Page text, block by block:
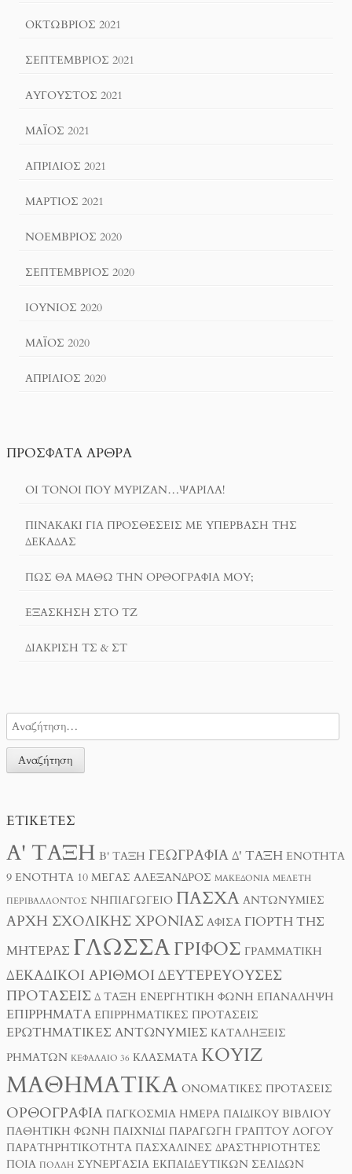
ΟΚΤΏΒΡΙΟΣ 2021
ΣΕΠΤΈΜΒΡΙΟΣ 2021
ΑΎΓΟΥΣΤΟΣ 2021
ΜΆΙΟΣ 2021
ΑΠΡΊΛΙΟΣ 2021
ΜΆΡΤΙΟΣ 2021
ΝΟΈΜΒΡΙΟΣ 2020
ΣΕΠΤΈΜΒΡΙΟΣ 2020
ΙΟΎΝΙΟΣ 2020
ΜΆΙΟΣ 2020
ΑΠΡΊΛΙΟΣ 2020
ΠΡΌΣΦΑΤΑ ΆΡΘΡΑ
ΟΙ ΤΌΝΟΙ ΠΟΥ ΜΎΡΙΖΑΝ…ΨΑΡΊΛΑ!
ΠΙΝΑΚΆΚΙ ΓΙΑ ΠΡΟΣΘΈΣΕΙΣ ΜΕ ΥΠΈΡΒΑΣΗ ΤΗΣ
ΔΕΚΆΔΑΣ
ΠΏΣ ΘΑ ΜΆΘΩ ΤΗΝ ΟΡΘΟΓΡΑΦΊΑ ΜΟΥ;
ΕΞΆΣΚΗΣΗ ΣΤΟ ΤΖ
ΔΙΆΚΡΙΣΗ ΤΣ & ΣΤ
ΕΤΙΚΈΤΕΣ
Α' ΤΆΞΗ Β' ΤΆΞΗ ΓΕΩΓΡΑΦΊΑΔ' ΤΆΞΗ ΕΝΌΤΗΤΑ
9 ΕΝΌΤΗΤΑ 10 ΜΈΓΑΣ ΑΛΈΞΑΝΔΡΟΣ ΜΑΚΕΔΟΝΊΑ ΜΕΛΈΤΗ
ΠΕΡΙΒΆΛΛΟΝΤΟΣ ΝΗΠΙΑΓΩΓΕΊΟ ΠΆΣΧΑ ΑΝΤΩΝΥΜΊΕΣ
ΑΡΧΉ ΣΧΟΛΙΚΉΣ ΧΡΟΝΙΆΣ ΑΦΊΣΑ ΓΙΟΡΤΉ ΤΗΣ
ΜΗΤΈΡΑΣ ΓΛΏΣΣΑΓΡΊΦΟΣ ΓΡΑΜΜΑΤΙΚΉ
ΔΕΚΑΔΙΚΟΊ ΑΡΙΘΜΟΊ ΔΕΥΤΕΡΕΎΟΥΣΕΣ
ΠΡΟΤΆΣΕΙΣ Δ ΤΑΞΗ ΕΝΕΡΓΗΤΙΚΉ ΦΩΝΉ ΕΠΑΝΆΛΗΨΗ
ΕΠΙΡΡΉΜΑΤΑ ΕΠΙΡΡΗΜΑΤΙΚΈΣ ΠΡΟΤΆΣΕΙΣ
ΕΡΩΤΗΜΑΤΙΚΈΣ ΑΝΤΩΝΥΜΊΕΣ ΚΑΤΑΛΉΞΕΙΣ
ΡΗΜΆΤΩΝ ΚΕΦΆΛΑΙΟ 36 ΚΛΆΣΜΑΤΑ ΚΟΥΊΖ
ΜΑΘΗΜΑΤΙΚΆ ΟΝΟΜΑΤΙΚΈΣ ΠΡΟΤΆΣΕΙΣ
ΟΡΘΟΓΡΑΦΊΑ ΠΑΓΚΌΣΜΙΑ ΗΜΈΡΑ ΠΑΙΔΙΚΟΎ ΒΙΒΛΊΟΥ
ΠΑΘΗΤΙΚΉ ΦΩΝΉ ΠΑΙΧΝΊΔΙ ΠΑΡΑΓΩΓΉ ΓΡΑΠΤΟΎ ΛΌΓΟΥ
ΠΑΡΑΤΗΡΗΤΙΚΌΤΗΤΑ ΠΑΣΧΑΛΙΝΈΣ ΔΡΑΣΤΗΡΙΌΤΗΤΕΣ
ΠΟΙΑ ΠΟΛΛΉ ΣΥΝΕΡΓΑΣΊΑ ΕΚΠΑΙΔΕΥΤΙΚΏΝ ΣΕΛΊΔΩΝ